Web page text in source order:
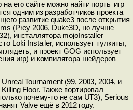
его сайте можно найти порты игр
одним из разработчиков проекта
развитие quake3 после открытия
(Prey 2006, Duke3D, но лучше
инсталлятора mojoInstaller
Loki Installer, использует тулкиты,
и проект GOG использует
игр) и компилятора шейдеров
Tournament (99, 2003, 2004, и
Floor. Также портировал
почему-то не сам UT3), Serious
Valve ещё в 2012 году.